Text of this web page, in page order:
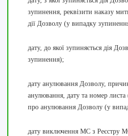
зупинення, реквізити наказу
дії Дозволу (у випадку
дату, до якої зупиняється дія
зупинення);
дату анулювання Дозволу,
анулювання, дату та номер
про анулювання Дозволу (у
дату виключення МС з Реєстру